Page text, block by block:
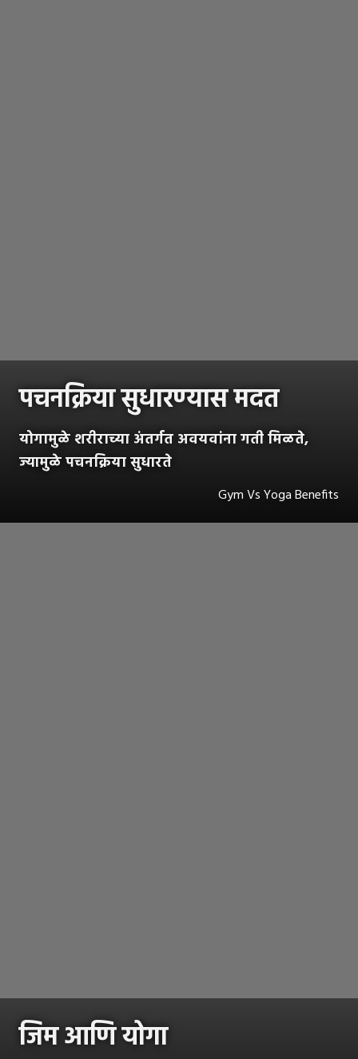
पचनक्रिया सुधारण्यास मदत
योगामुळे शरीराच्या अंतर्गत अवयवांना गती मिळते,
ज्यामुळे पचनक्रिया सुधारते
Gym Vs Yoga Benefits
जिम आणि योगा